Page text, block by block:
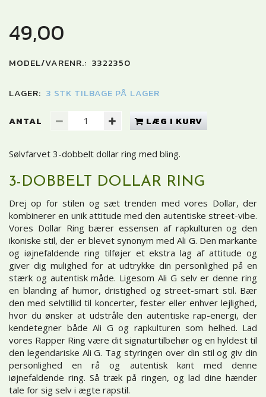
49,00
MODEL/VARENR.: 3322350
LAGER: 3 STK TILBAGE PÅ LAGER
ANTAL LÆG I KURV
Sølvfarvet 3-dobbelt dollar ring med bling.
3-DOBBELT DOLLAR RING
Drej op for stilen og sæt trenden med vores Dollar, der
kombinerer en unik attitude med den autentiske street-vibe.
Vores Dollar Ring bærer essensen af rapkulturen og den
ikoniske stil, der er blevet synonym med Ali G. Den markante
og iøjnefaldende ring tilføjer et ekstra lag af attitude og
giver dig mulighed for at udtrykke din personlighed på en
stærk og autentisk måde. Ligesom Ali G selv er denne ring
en blanding af humor, dristighed og street-smart stil. Bær
den med selvtillid til koncerter, fester eller enhver lejlighed,
hvor du ønsker at udstråle den autentiske rap-energi, der
kendetegner både Ali G og rapkulturen som helhed. Lad
vores Rapper Ring være dit signaturtilbehør og en hyldest til
den legendariske Ali G. Tag styringen over din stil og giv din
personlighed en rå og autentisk kant med denne
iøjnefaldende ring. Så træk på ringen, og lad dine hænder
tale for sig selv i ægte rapstil.